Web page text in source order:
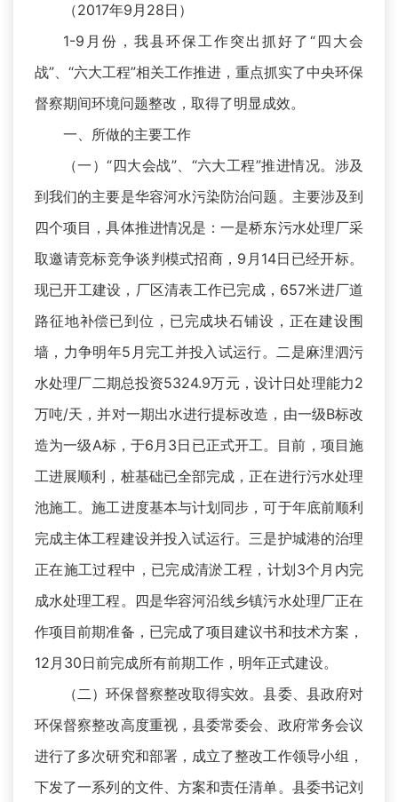
（2017年9月28日）
1-9月份，我县环保工作突出抓好了“四大会
战”、“六大工程”相关工作推进，重点抓实了中央环保
督察期间环境问题整改，取得了明显成效。
一、所做的主要工作
（一）“四大会战”、“六大工程”推进情况。涉及
到我们的主要是华容河水污染防治问题。主要涉及到
四个项目，具体推进情况是：一是桥东污水处理厂采
取邀请竞标竞争谈判模式招商，9月14日已经开标。
现已开工建设，厂区清表工作已完成，657米进厂道
路征地补偿已到位，已完成块石铺设，正在建设围
墙，力争明年5月完工并投入试运行。二是麻浬泗污
水处理厂二期总投资5324.9万元，设计日处理能力2
万吨/天，并对一期出水进行提标改造，由一级B标改
造为一级A标，于6月3日已正式开工。目前，项目施
工进展顺利，桩基础已全部完成，正在进行污水处理
池施工。施工进度基本与计划同步，可于年底前顺利
完成主体工程建设并投入试运行。三是护城港的治理
正在施工过程中，已完成清淤工程，计划3个月内完
成水处理工程。四是华容河沿线乡镇污水处理厂正在
作项目前期准备，已完成了项目建议书和技术方案，
12月30日前完成所有前期工作，明年正式建设。
（二）环保督察整改取得实效。县委、县政府对
环保督察整改高度重视，县委常委会、政府常务会议
进行了多次研究和部署，成立了整改工作领导小组，
下发了一系列的文件、方案和责任清单。县委书记刘